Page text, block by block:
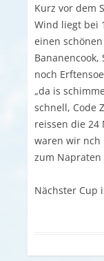
Kurz vor dem
Wind liegt bei
einen
Bananencook,
noch
„da is
schnell, Code
reissen die 24
waren wir nch
zum
Nächster Cup